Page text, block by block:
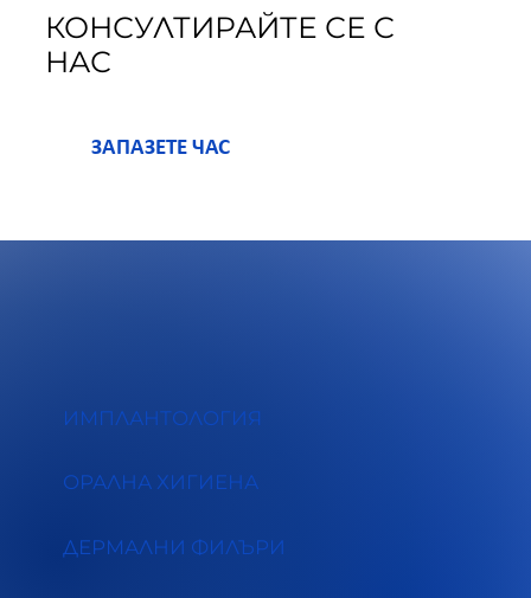
КОНСУЛТИРАЙТЕ СЕ С
НАС
ЗАПАЗЕТЕ ЧАС
ИМПЛАНТОЛОГИЯ
ОРАЛНА ХИГИЕНА
ДЕРМАЛНИ ФИЛЪРИ